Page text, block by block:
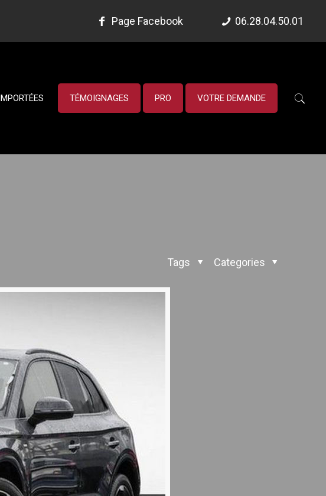
Page Facebook 06.28.04.50.01
TÉMOIGNAGES PRO VOTRE DEMANDE
Categories
Tags